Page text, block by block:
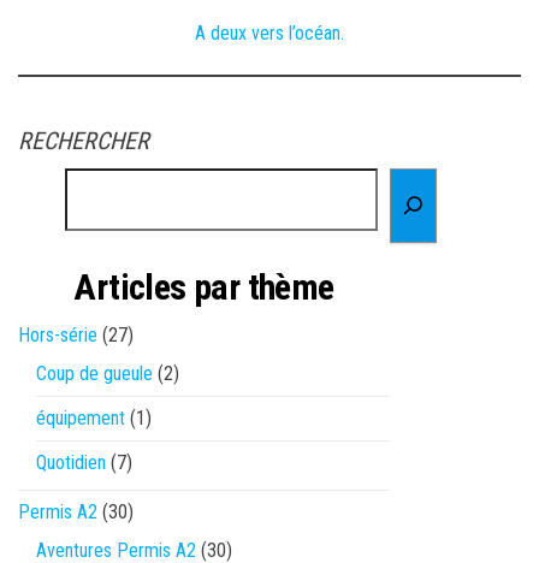
A deux vers l’océan.
RECHERCHER
Articles par thème
Hors-série (27)
Coup de gueule (2)
équipement (1)
Quotidien (7)
Permis A2 (30)
Aventures Permis A2 (30)